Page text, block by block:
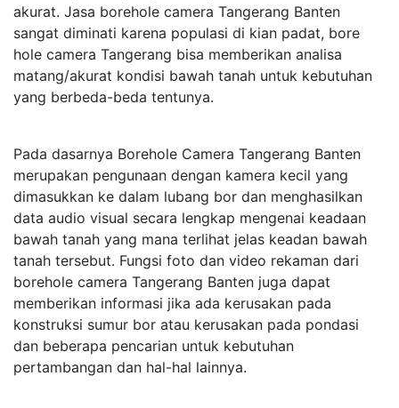
akurat. Jasa borehole camera Tangerang Banten
sangat diminati karena populasi di kian padat, bore
hole camera Tangerang bisa memberikan analisa
matang/akurat kondisi bawah tanah untuk kebutuhan
yang berbeda-beda tentunya.
Pada dasarnya Borehole Camera Tangerang Banten
merupakan pengunaan dengan kamera kecil yang
dimasukkan ke dalam lubang bor dan menghasilkan
data audio visual secara lengkap mengenai keadaan
bawah tanah yang mana terlihat jelas keadan bawah
tanah tersebut. Fungsi foto dan video rekaman dari
borehole camera Tangerang Banten juga dapat
memberikan informasi jika ada kerusakan pada
konstruksi sumur bor atau kerusakan pada pondasi
dan beberapa pencarian untuk kebutuhan
pertambangan dan hal-hal lainnya.